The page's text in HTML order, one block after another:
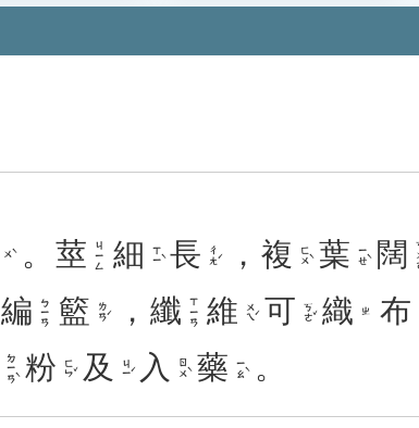
ㄨˋ 。 莖 ㄐㄧㄥ 細 ㄒㄧˋ 長 ㄔㄤˊ ，複 ㄈㄨˋ 葉 ㄧㄝˋ 闊
編 ㄅㄧㄢ 籃 ㄌㄢˊ ， 纖 ㄒㄧㄢ 維 ㄨㄟˊ 可 ㄎㄜˇ 織 ㄓ
布
ㄉㄧㄢˋ 粉 ㄈㄣˇ 及 ㄐㄧˊ 入 ㄖㄨˋ 藥 ㄧㄠˋ 。